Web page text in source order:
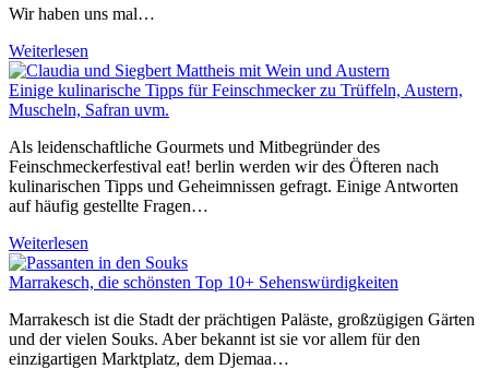
Wir haben uns mal…
Weiterlesen
Einige kulinarische Tipps für Feinschmecker zu Trüffeln, Austern,
Muscheln, Safran uvm.
Als leidenschaftliche Gourmets und Mitbegründer des
Feinschmeckerfestival eat! berlin werden wir des Öfteren nach
kulinarischen Tipps und Geheimnissen gefragt. Einige Antworten
auf häufig gestellte Fragen…
Weiterlesen
Marrakesch, die schönsten Top 10+ Sehenswürdigkeiten
Marrakesch ist die Stadt der prächtigen Paläste, großzügigen Gärten
und der vielen Souks. Aber bekannt ist sie vor allem für den
einzigartigen Marktplatz, dem Djemaa…